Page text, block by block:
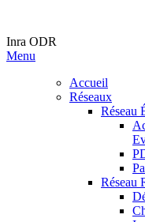
Inra ODR
Menu
Accueil
Réseaux
Réseau
Réseau